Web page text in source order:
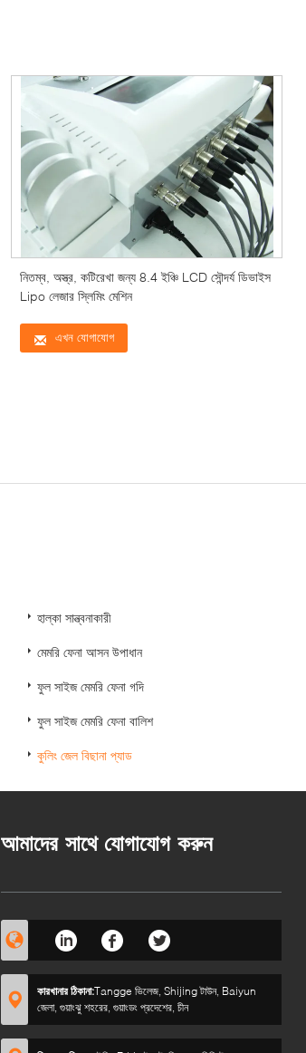
নিতম্ব, অস্ত্র, কটিরেখা জন্য 8.4 ইঞ্চি LCD সৌন্দর্য ডিভাইস
Lipo লেজার স্লিমিং মেশিন
এখন যোগাযোগ
হাল্কা সান্ত্বনাকারী
মেমরি ফেনা আসন উপাধান
ফুল সাইজ মেমরি ফেনা গদি
ফুল সাইজ মেমরি ফেনা বালিশ
কুলিং জেল বিছানা প্যাড
আমাদের সাথে যোগাযোগ করুন
কারখানার ঠিকানা:Tangge ভিলেজ, Shijing টাউন, Baiyun
জেলা, গুয়াংঝু শহরের, গুয়াংডং প্রদেশের, চীন